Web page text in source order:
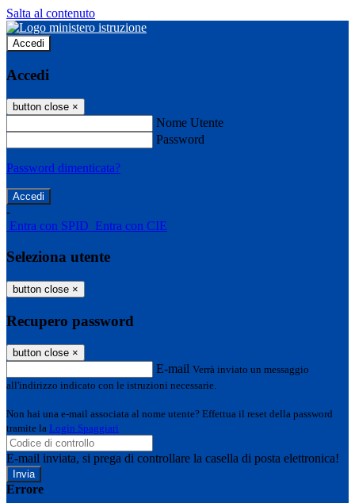
Salta al contenuto
Accedi
Accedi
button close ×
Nome Utente
Password
Password dimenticata?
-
Entra con SPID Entra con CIE
Seleziona utente
button close ×
Recupero password
button close ×
E-mail Verrà inviato un messaggio
all'indirizzo indicato con le istruzioni necessarie.
Non hai una e-mail associata al nome utente? Effettua il reset della password
tramite la Login Spaggiari
E-mail inviata, si prega di controllare la casella di posta elettronica!
Errore